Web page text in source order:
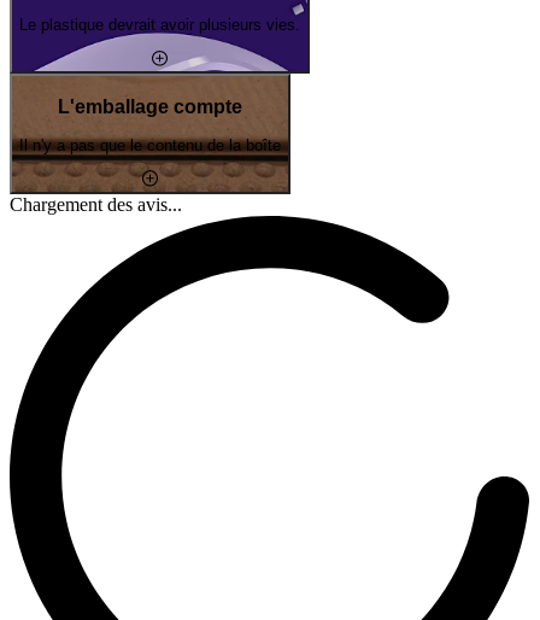
Le plastique devrait avoir plusieurs vies.
L'emballage compte
Il n'y a pas que le contenu de la boîte
Chargement des avis...